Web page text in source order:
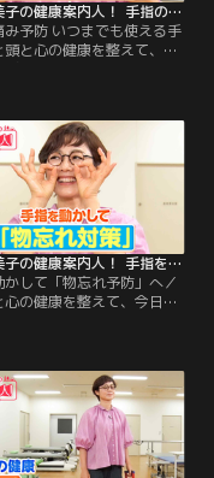
有働由美子の健康案内人！ 手指の痛み予防 いつまでも使える手へ
み予防 いつまでも使える手
と心の健康を整えて、今
トレッチをご案内します！
有働さんの「2分体操」！
分で元気な足腰をめざす体
緒に楽しくやってみましょ
有働由美子の健康案内人！ 手指を動かして「物忘れ予防」へ
かして「物忘れ予防」へ／
の健康を整えて、今日も
できるトレーニングをご
す！後半は、有働さんの
操」！たった2分で元気な足
す体操を、一緒に楽しくや
しょう！